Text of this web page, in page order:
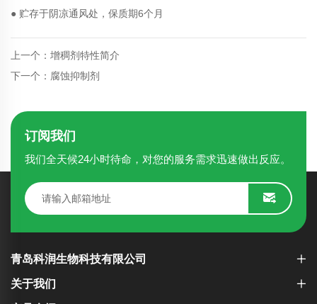
● 贮存于阴凉通风处，保质期6个月
上一个：增稠剂特性简介
下一个：腐蚀抑制剂
订阅我们
我们全天候24小时待命，对您的服务需求迅速做出反应。
青岛科润生物科技有限公司
关于我们